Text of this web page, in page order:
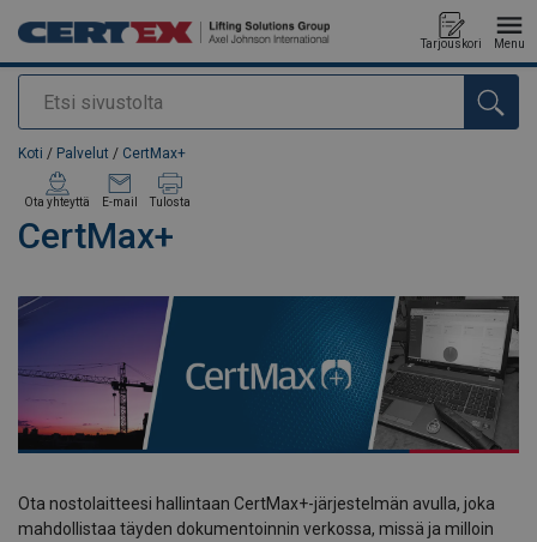
Etsi
Tarjouskori Menu
Tuote lisätty tarjouspyyntöön
Koti / Palvelut / CertMax+
CertMax+
Ota yhteyttä E-mail Tulosta
Ota nostolaitteesi hallintaan CertMax+-järjestelmän avulla, joka
mahdollistaa täyden dokumentoinnin verkossa, missä ja milloin